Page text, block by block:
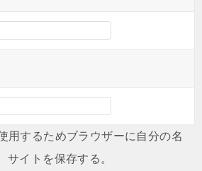
用するためブラウザーに自分の名
サイトを保存する。